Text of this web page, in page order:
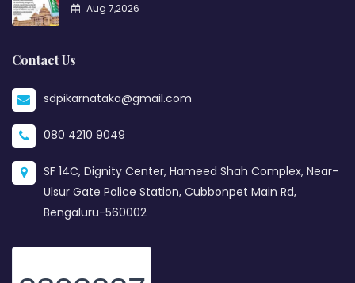
Aug 7,2026
Contact Us
sdpikarnataka@gmail.com
080 4210 9049
SF 14C, Dignity Center, Hameed Shah Complex, Near-
Ulsur Gate Police Station, Cubbonpet Main Rd,
Bengaluru-560002